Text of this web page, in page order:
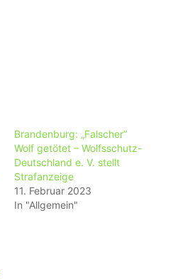
Brandenburg: „Falscher“
Wolf getötet – Wolfsschutz-
Deutschland e. V. stellt
Strafanzeige
11. Februar 2023
In "Allgemein"